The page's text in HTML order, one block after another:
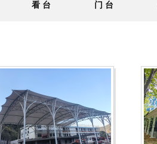
看 台 门 台